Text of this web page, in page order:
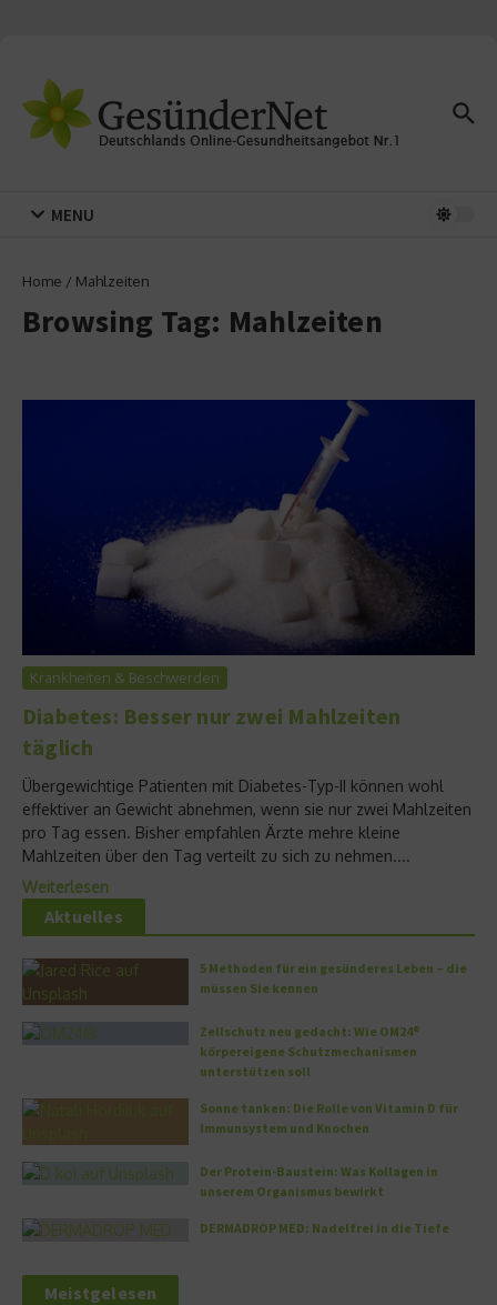
MENU
Home / Mahlzeiten
Browsing Tag: Mahlzeiten
Krankheiten & Beschwerden
Diabetes: Besser nur zwei Mahlzeiten
täglich
Übergewichtige Patienten mit Diabetes-Typ-II können wohl
effektiver an Gewicht abnehmen, wenn sie nur zwei Mahlzeiten
pro Tag essen. Bisher empfahlen Ärzte mehre kleine
Mahlzeiten über den Tag verteilt zu sich zu nehmen....
Weiterlesen
Aktuelles
5 Methoden für ein gesünderes Leben – die
müssen Sie kennen
Zellschutz neu gedacht: Wie OM24®
körpereigene Schutzmechanismen
unterstützen soll
Sonne tanken: Die Rolle von Vitamin D für
Immunsystem und Knochen
Der Protein-Baustein: Was Kollagen in
unserem Organismus bewirkt
DERMADROP MED: Nadelfrei in die Tiefe
Meistgelesen